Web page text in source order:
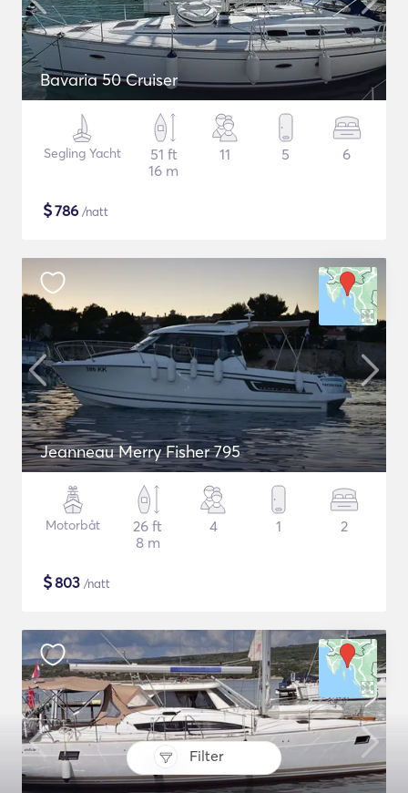
Filter
Bavaria 50 Cruiser
Segling Yacht
51 ft
16 m
11 5 6
$786 /natt
Jeanneau Merry Fisher 795
Motorbåt
26 ft
8 m
4 1 2
$803 /natt